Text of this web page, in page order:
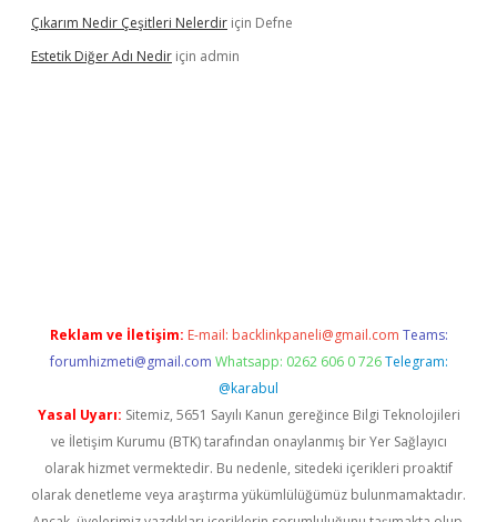
Çıkarım Nedir Çeşitleri Nelerdir için Defne
Estetik Diğer Adı Nedir için admin
Reklam ve İletişim: E-mail: backlinkpaneli@gmail.com Teams:
forumhizmeti@gmail.com Whatsapp: 0262 606 0 726 Telegram:
@karabul
Yasal Uyarı: Sitemiz, 5651 Sayılı Kanun gereğince Bilgi Teknolojileri
ve İletişim Kurumu (BTK) tarafından onaylanmış bir Yer Sağlayıcı
olarak hizmet vermektedir. Bu nedenle, sitedeki içerikleri proaktif
olarak denetleme veya araştırma yükümlülüğümüz bulunmamaktadır.